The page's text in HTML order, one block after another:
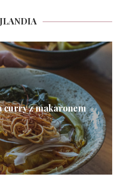
curry z makaronem